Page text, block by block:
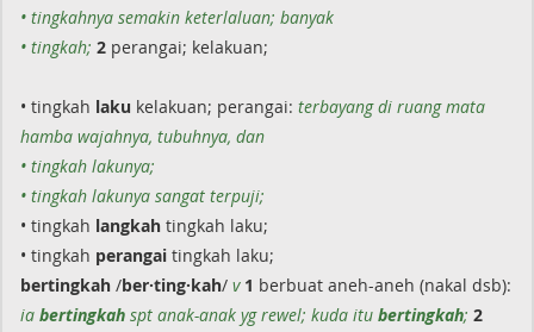
• tingkahnya semakin keterlaluan; banyak
• tingkah; 2 perangai; kelakuan;
• tingkah laku kelakuan; perangai: terbayang di ruang mata
hamba wajahnya, tubuhnya, dan
• tingkah lakunya;
• tingkah lakunya sangat terpuji;
• tingkah langkah tingkah laku;
• tingkah perangai tingkah laku;
bertingkah /ber·ting·kah/ v 1 berbuat aneh-aneh (nakal dsb):
ia bertingkah spt anak-anak yg rewel; kuda itu bertingkah; 2